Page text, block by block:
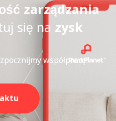
zarządzania
się na zysk
współpracę!